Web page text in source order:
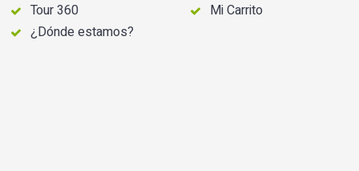
Tour 360
¿Dónde estamos?
Mi Carrito